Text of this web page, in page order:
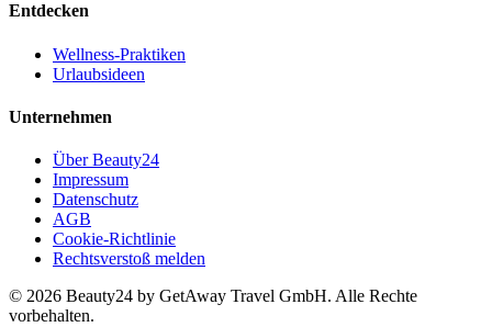
Entdecken
Wellness-Praktiken
Urlaubsideen
Unternehmen
Über Beauty24
Impressum
Datenschutz
AGB
Cookie-Richtlinie
Rechtsverstoß melden
© 2026 Beauty24 by GetAway Travel GmbH. Alle Rechte
vorbehalten.